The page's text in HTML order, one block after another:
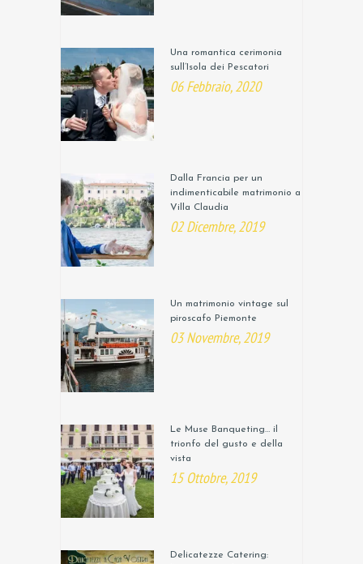
Una romantica cerimonia
sull’Isola dei Pescatori
06 Febbraio, 2020
Dalla Francia per un
indimenticabile matrimonio a
Villa Claudia
02 Dicembre, 2019
Un matrimonio vintage sul
piroscafo Piemonte
03 Novembre, 2019
Le Muse Banqueting… il
trionfo del gusto e della
vista
15 Ottobre, 2019
Delicatezze Catering: